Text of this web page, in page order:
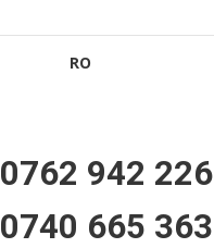
RO
0762 942 226
0740 665 363